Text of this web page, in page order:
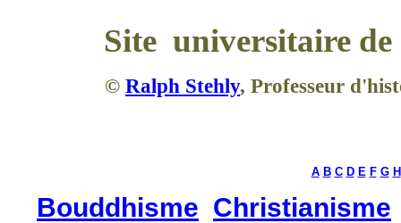
Site universitaire
© Ralph Stehly, Professeur
A B C D E F G H
Bouddhisme Christianisme